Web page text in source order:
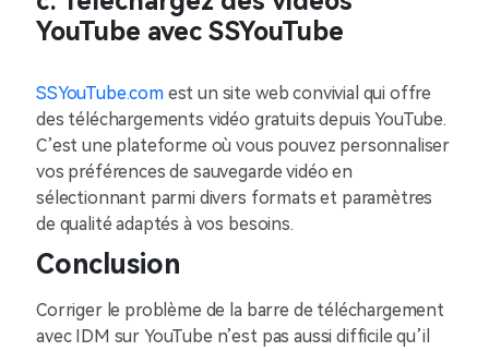
YouTube avec SSYouTube
SSYouTube.comest un site web convivial qui offre
des téléchargements vidéo gratuits depuis YouTube.
C’est une plateforme où vous pouvez personnaliser
vos préférences de sauvegarde vidéo en
sélectionnant parmi divers formats et paramètres
de qualité adaptés à vos besoins.
Conclusion
Corriger le problème de la barre de téléchargement
avec IDM sur YouTube n’est pas aussi difficile qu’il